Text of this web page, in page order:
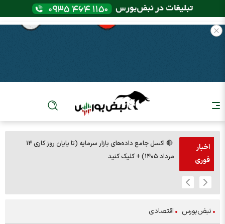
اخبار
فوری
🔴 اکسل جامع داده‌های بازار سرمایه (تا پایان روز کاری ۱۴
مرداد ۱۴۰۵) + کلیک کنید
نبض‌بورس اقتصادی